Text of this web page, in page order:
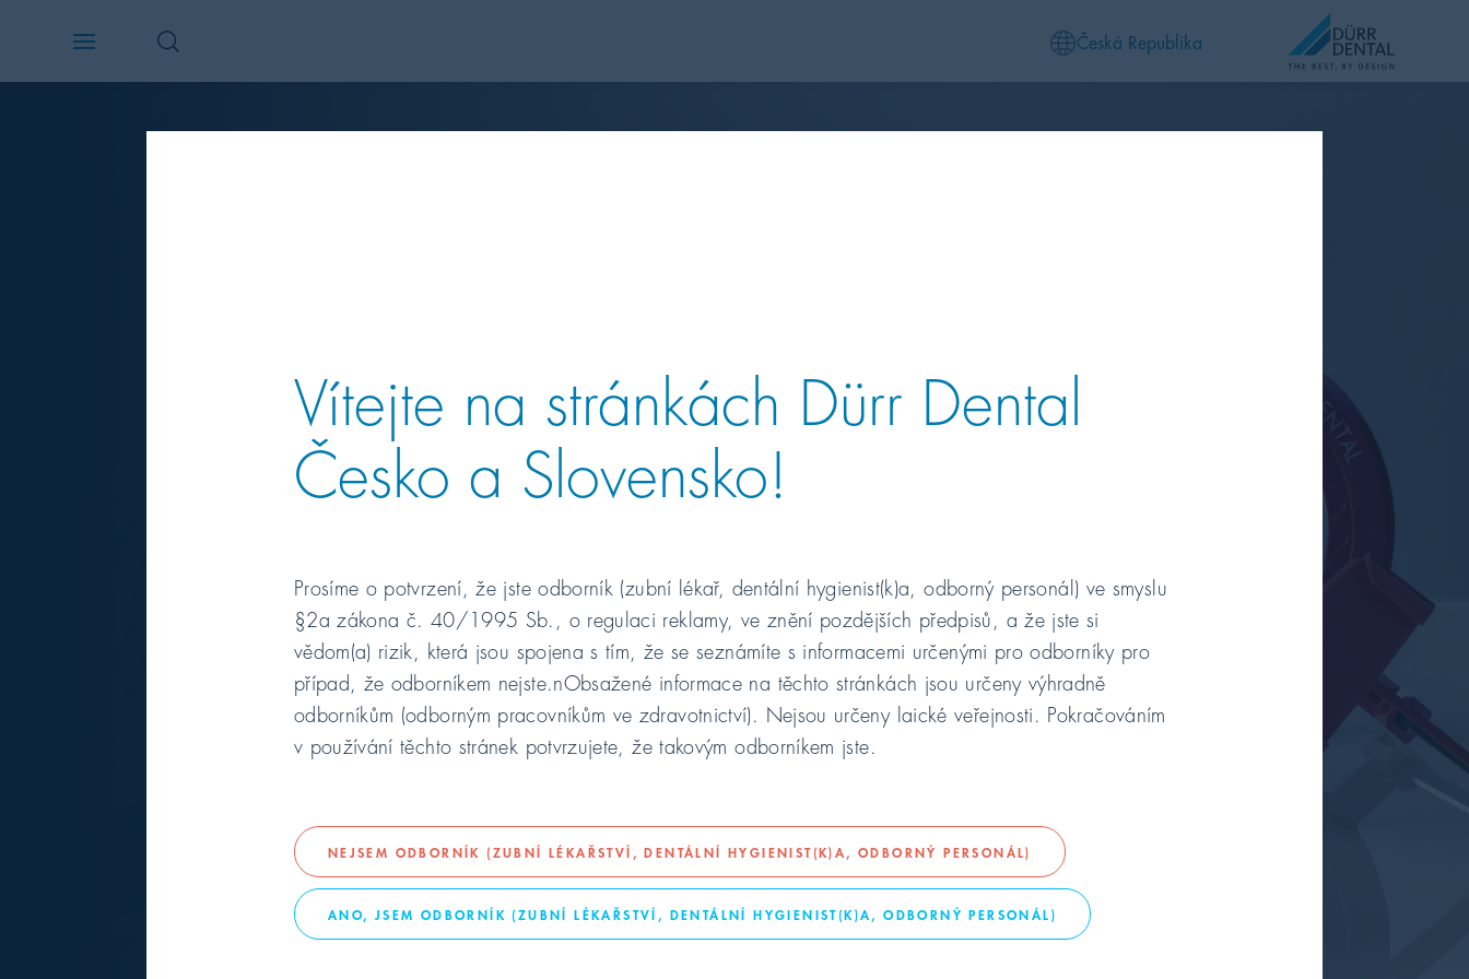
Česká Republika
PŘÍSLUŠENSTVÍ PRO DIAGNOSTIKU
VistaPosition PSP – nový systém držáku
DÜRR DENTALpro paralelní techniku
Vítejte na stránkách Dürr Dental
Česko a Slovensko!
Prosíme o potvrzení, že jste odborník (zubní lékař, dentální hygienist(k)a, odborný personál) ve smyslu
§2a zákona č. 40/1995 Sb., o regulaci reklamy, ve znění pozdějších předpisů, a že jste si
vědom(a) rizik, která jsou spojena s tím, že se seznámíte s informacemi určenými pro odborníky pro
případ, že odborníkem nejste.nObsažené informace na těchto stránkách jsou určeny výhradně
odborníkům (odborným pracovníkům ve zdravotnictví). Nejsou určeny laické veřejnosti. Pokračováním
v používání těchto stránek potvrzujete, že takovým odborníkem jste.
NEJSEM ODBORNÍK (ZUBNÍ LÉKAŘSTVÍ, DENTÁLNÍ HYGIENIST(K)A, ODBORNÝ PERSONÁL)
ANO, JSEM ODBORNÍK (ZUBNÍ LÉKAŘSTVÍ, DENTÁLNÍ HYGIENIST(K)A, ODBORNÝ PERSONÁL)